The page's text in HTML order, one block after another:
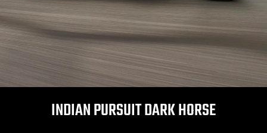
INDIAN PURSUIT DARK HORSE